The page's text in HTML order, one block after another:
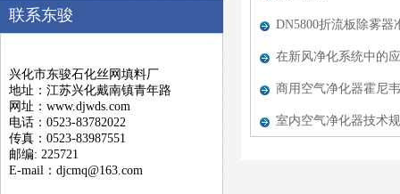
联系东骏
兴化市东骏石化丝网填料厂
地址：江苏兴化戴南镇青年路
网址：www.djwds.com
电话：0523-83782022
传真：0523-83987551
邮编: 225721
E-mail：djcmq@163.com
DN5800折流板除雾器
在新风净化系统中的
商用空气净化器霍尼
室内空气净化器技术